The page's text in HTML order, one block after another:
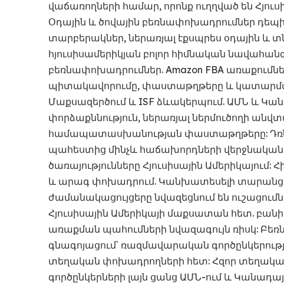
վաճառողների համար, որոնք ուղղված են
Օդային և ծովային բեռնափոխադրումներ
տարբերակներ, ներառյալ էքսպրես օդային և
հյուսիսամերիկյան բոլոր հիմնական
բեռնափոխադրումներ. Amazon FBA
պիտակավորումը, փաստաթղթերը և
Մաքսազերծում և ISF ձևակերպում. ԱՄՆ և
փորձաքննություն, ներառյալ ներմուծողի
համապատասխանության փաստաթղթերը:
պահեստից մինչև հաճախորդների
ծառայությունները Հյուսիսային
և արագ փոխադրում. Կանխատեսելի
ժամանակացույցերը նվազեցնում են
Հյուսիսային Ամերիկայի մաքսատան հետ.
առաքման պահումների նվազագույն ռիսկ:
գնագոյացում՝ ռազմավարական
տեղական փոխադրողների հետ: Հզոր
գործընկերների լայն ցանց ԱՄՆ-ում և